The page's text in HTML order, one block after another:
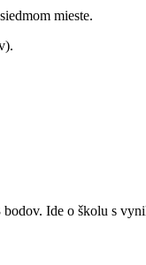
mieste.
Ide o školu s